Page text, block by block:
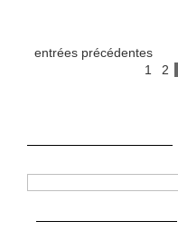
entrées précédentes
1
2